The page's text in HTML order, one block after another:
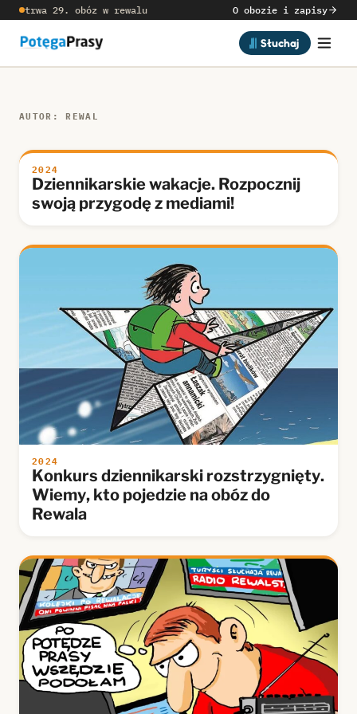
trwa 29. obóz w rewalu O obozie i zapisy
Słuchaj
AUTOR: REWAL
2024
Dziennikarskie wakacje. Rozpocznij
swoją przygodę z mediami!
2024
Konkurs dziennikarski rozstrzygnięty.
Wiemy, kto pojedzie na obóz do
Rewala